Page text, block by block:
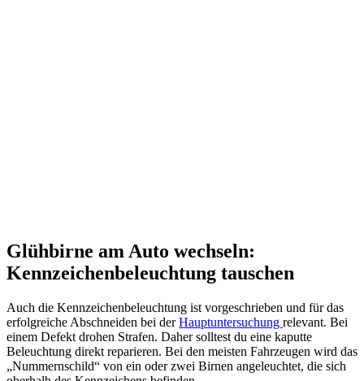
Glühbirne am Auto wechseln:
Kennzeichenbeleuchtung tauschen
Auch die Kennzeichenbeleuchtung ist vorgeschrieben und für das
erfolgreiche Abschneiden bei derHauptuntersuchung relevant. Bei
einem Defekt drohen Strafen. Daher solltest du eine kaputte
Beleuchtung direkt reparieren. Bei den meisten Fahrzeugen wird das
„Nummernschild“ von ein oder zwei Birnen angeleuchtet, die sich